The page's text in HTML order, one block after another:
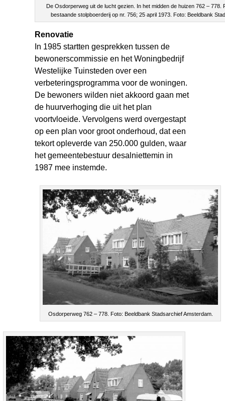
De Osdorperweg uit de lucht gezien. In het midden de huizen 762 – 778.
bestaande stolpboerderij op nr. 756; 25 april 1973. Foto: Beeldbank
Renovatie
In 1985 startten gesprekken tussen de
bewonerscommissie en het Woningbedrijf
Westelijke Tuinsteden over een
verbeteringsprogramma voor de woningen.
De bewoners wilden niet akkoord gaan met
de huurverhoging die uit het plan
voortvloeide. Vervolgens werd overgestapt
op een plan voor groot onderhoud, dat een
tekort opleverde van 250.000 gulden, waar
het gemeentebestuur desalniettemin in
1987 mee instemde.
Osdorperweg 762 – 778. Foto: Beeldbank Stadsarchief Amsterdam.